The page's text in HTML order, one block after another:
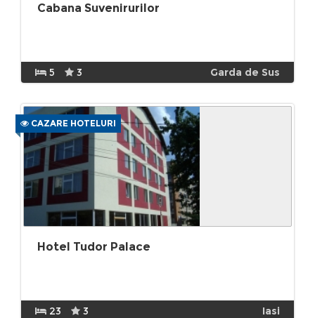
Cabana Suvenirurilor
5 3 Garda de Sus
CAZARE HOTELURI
Hotel Tudor Palace
23 3 Iasi